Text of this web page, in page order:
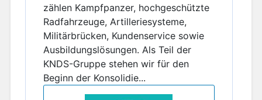
zählen Kampfpanzer, hochgeschützte
Radfahrzeuge, Artilleriesysteme,
Militärbrücken, Kundenservice sowie
Ausbildungslösungen. Als Teil der
KNDS-Gruppe stehen wir für den
Beginn der Konsolidie...